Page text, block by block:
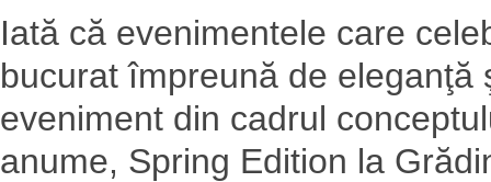
Iată că evenimentele care
bucurat împreună de
eveniment din cadrul
anume, Spring Edition la